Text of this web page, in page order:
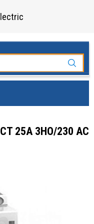
25A 3HO/230 AC